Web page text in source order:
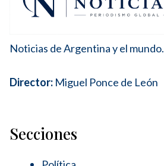
Noticias de Argentina y el mundo.
Director: Miguel Ponce de León
Secciones